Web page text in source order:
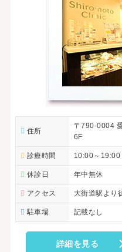
住所
〒790-0004
6F
診療時間 10:00～19:00
休診日 年中無休
アクセス 大街道駅より
駐車場 記載なし
詳細を見る